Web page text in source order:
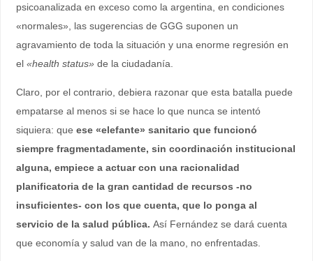
psicoanalizada en exceso como la argentina, en condiciones
«normales», las sugerencias de GGG suponen un
agravamiento de toda la situación y una enorme regresión en
el «health status» de la ciudadanía.
Claro, por el contrario, debiera razonar que esta batalla puede
empatarse al menos si se hace lo que nunca se intentó
siquiera: que ese «elefante» sanitario que funcionó
siempre fragmentadamente, sin coordinación institucional
alguna, empiece a actuar con una racionalidad
planificatoria de la gran cantidad de recursos -no
insuficientes- con los que cuenta, que lo ponga al
servicio de la salud pública. Así Fernández se dará cuenta
que economía y salud van de la mano, no enfrentadas.